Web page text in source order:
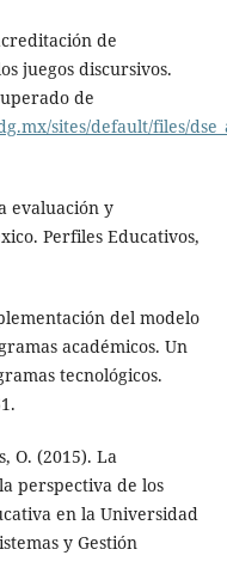
de
juegos discursivos.
de
sites/default/files/
evaluación y
Perfiles Educativos,
del modelo
académicos. Un
tecnológicos.
O. (2015). La
perspectiva de los
en la Universidad
y Gestión